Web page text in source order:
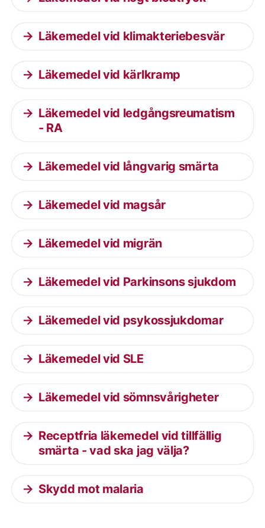
Läkemedel vid klimakteriebesvär
Läkemedel vid kärlkramp
Läkemedel vid ledgångsreumatism
- RA
Läkemedel vid långvarig smärta
Läkemedel vid magsår
Läkemedel vid migrän
Läkemedel vid Parkinsons sjukdom
Läkemedel vid psykossjukdomar
Läkemedel vid SLE
Läkemedel vid sömnsvårigheter
Receptfria läkemedel vid tillfällig
smärta - vad ska jag välja?
Skydd mot malaria